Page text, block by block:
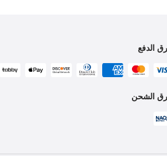
الدفع
الشحن